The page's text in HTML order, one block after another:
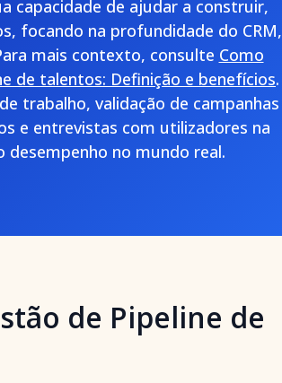
capacidade de ajudar a construir,
focando na profundidade do CRM,
mais contexto, consulte Como
de talentos: Definição e benefícios.
trabalho, validação de campanhas
e entrevistas com utilizadores na
desempenho no mundo real.
de Pipeline de